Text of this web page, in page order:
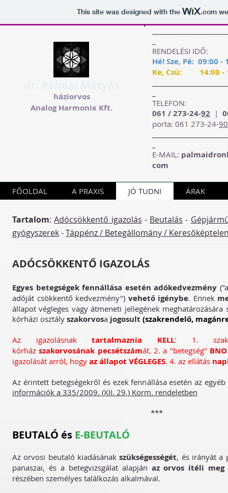
This site was designed with the .com
háziorvos
Analog Harmonix Kft.
RENDELÉSI IDŐ:
Hé! Sze, Pé: 09:00 -
Ke, Csü:
14:00 -
TELEFON:
061 / 273-24-92 |
porta: 061 273-24-90
E-MAIL:
com
FŐOLDAL A PRAXIS JÓ TUDNI ÁRAK
Tartalom:Adócsökkentő igazolás - Beutalás -
gyógyszerek-Táppénz / Betegállomány /
ADÓCSÖKKENTŐ IGAZOLÁS
Egyes betegségek fennállása esetén adókedvezmény
adóját csökkentő kedvezmény") vehető igénybe. Ennek
állapot végleges vagy átmeneti jellegének meghatározására
kórházi osztály szakorvosa jogosult (szakrendelő,
Az igazolásnaktartalmaznia KELL: 1.
kórházszakorvosának pecsétszámát. 2. a "betegség"
igazolását arról, hogy az állapot VÉGLEGES. 4. az ellátás
Az érintett betegségekről és ezek fennállása esetén az
információk a 335/2009. (XII. 29.) Korm. rendeletben
***
BEUTALÓ és E-BEUTALÓ
Az orvosi beutaló kiadásánakszükségességét, és irányát a
panaszai, és a betegvizsgálat alapján az orvos ítéli meg
részében személyes találkozás alkalmával.